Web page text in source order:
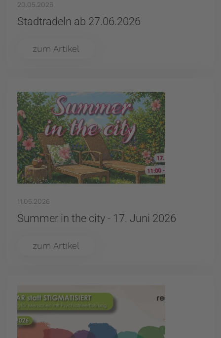
20.05.2026
Stadtradeln ab 27.06.2026
zum Artikel
11.05.2026
Summer in the city - 17. Juni 2026
zum Artikel